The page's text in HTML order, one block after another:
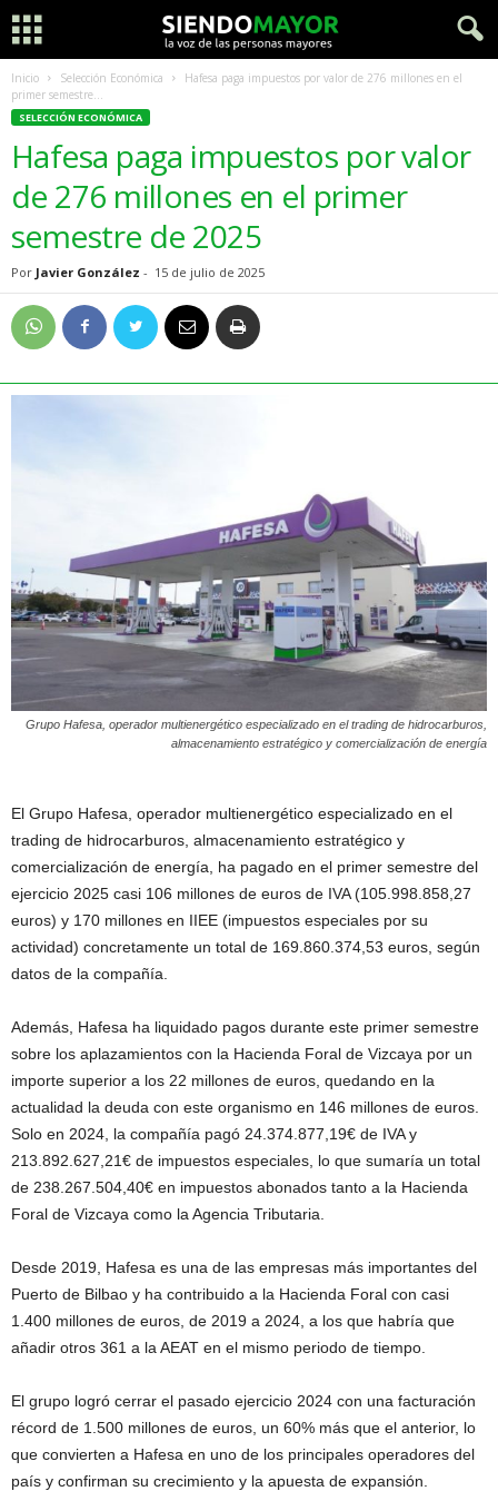
Inicio Selección Económica
Hafesa paga impuestos por valor de 276 millones en el
primer semestre...
SELECCIÓN ECONÓMICA
Hafesa paga impuestos por valor
de 276 millones en el primer
semestre de 2025
Por Javier González - 15 de julio de 2025
Grupo Hafesa, operador multienergético especializado en el trading de hidrocarburos,
almacenamiento estratégico y comercialización de energía
El Grupo Hafesa, operador multienergético especializado en el
trading de hidrocarburos, almacenamiento estratégico y
comercialización de energía, ha pagado en el primer semestre del
ejercicio 2025 casi 106 millones de euros de IVA (105.998.858,27
euros) y 170 millones en IIEE (impuestos especiales por su
actividad) concretamente un total de 169.860.374,53 euros, según
datos de la compañía.
Además, Hafesa ha liquidado pagos durante este primer semestre
sobre los aplazamientos con la Hacienda Foral de Vizcaya por un
importe superior a los 22 millones de euros, quedando en la
actualidad la deuda con este organismo en 146 millones de euros.
Solo en 2024, la compañía pagó 24.374.877,19€ de IVA y
213.892.627,21€ de impuestos especiales, lo que sumaría un total
de 238.267.504,40€ en impuestos abonados tanto a la Hacienda
Foral de Vizcaya como la Agencia Tributaria.
Desde 2019, Hafesa es una de las empresas más importantes del
Puerto de Bilbao y ha contribuido a la Hacienda Foral con casi
1.400 millones de euros, de 2019 a 2024, a los que habría que
añadir otros 361 a la AEAT en el mismo periodo de tiempo.
El grupo logró cerrar el pasado ejercicio 2024 con una facturación
récord de 1.500 millones de euros, un 60% más que el anterior, lo
que convierten a Hafesa en uno de los principales operadores del
país y confirman su crecimiento y la apuesta de expansión.